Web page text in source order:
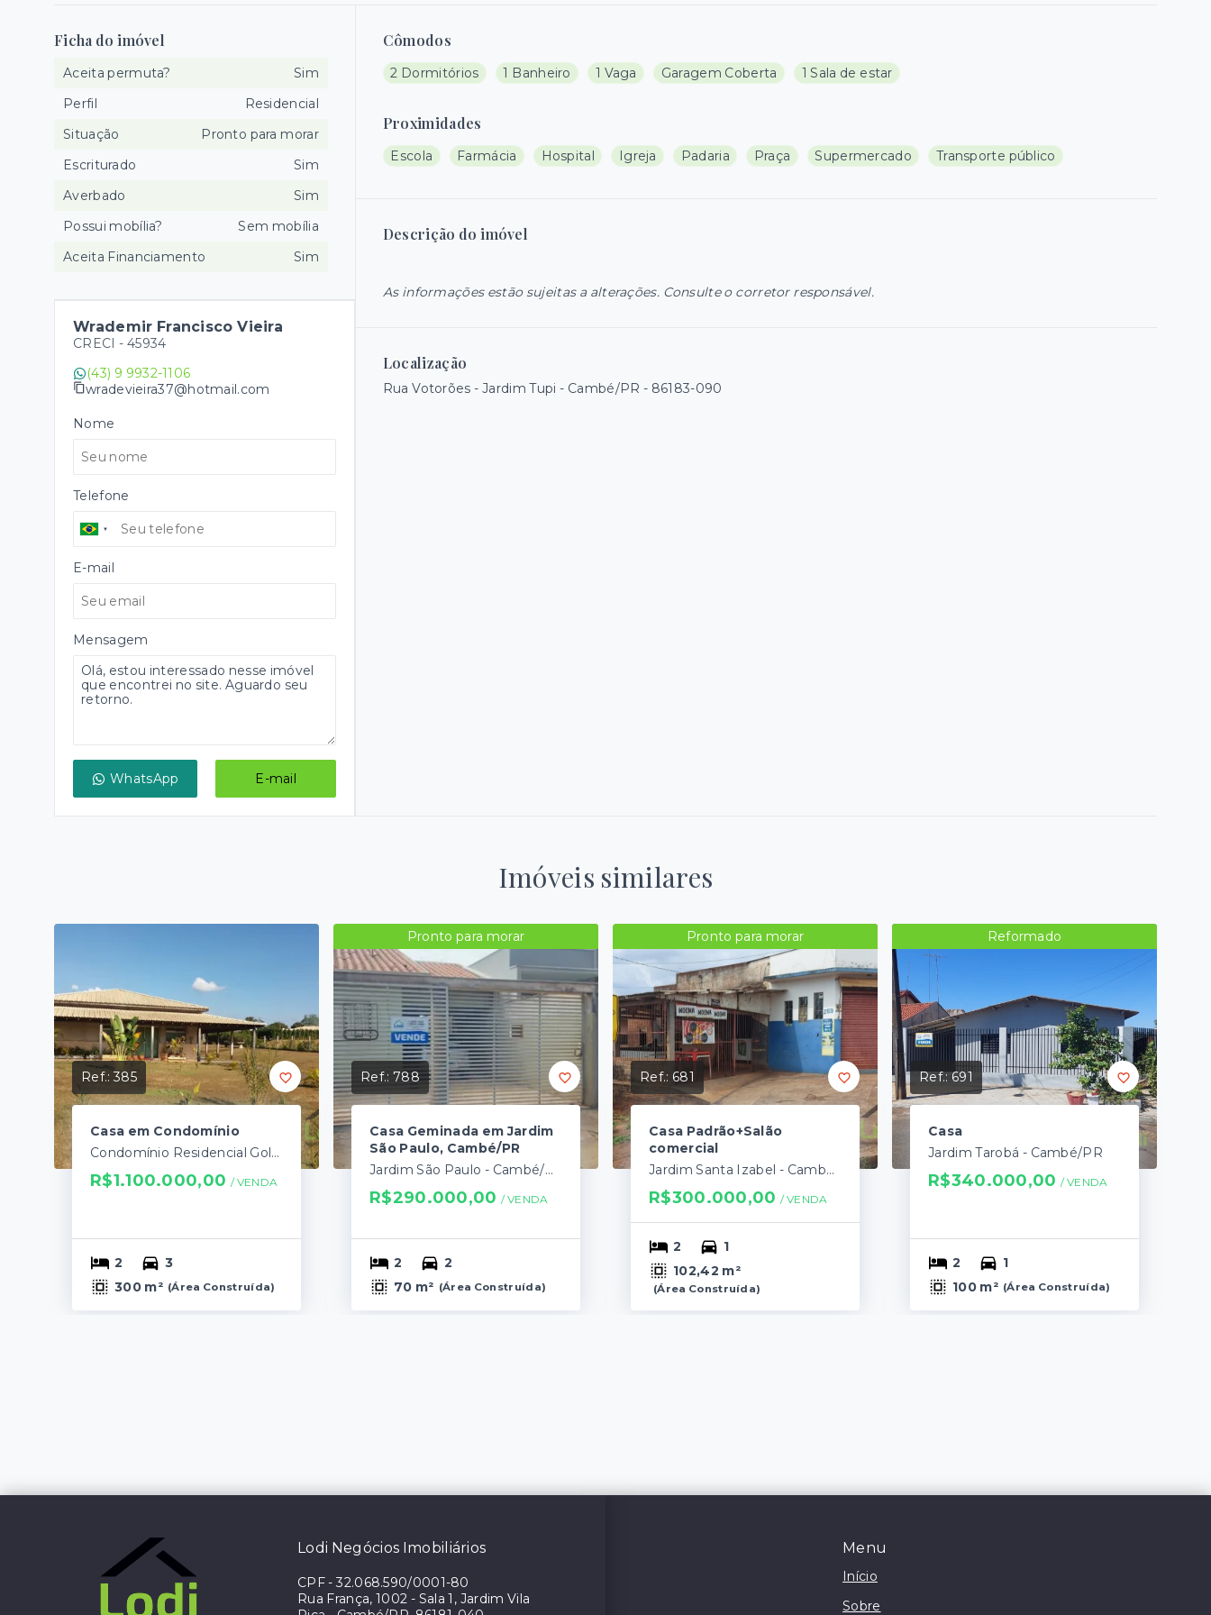
Cômodos
2 Dormitórios 1 Banheiro 1 Vaga Garagem Coberta 1 Sala de estar
Proximidades
Escola Farmácia Hospital Igreja Padaria Praça Supermercado Transporte público
Descrição do imóvel
As informações estão sujeitas a alterações. Consulte o corretor responsável.
Localização
Rua Votorões - Jardim Tupi - Cambé/PR - 86183-090
Ficha do imóvel
Aceita permuta?
Sim
Perfil
Residencial
Situação
Pronto para morar
Escriturado
Sim
Averbado
Sim
Possui mobília?
Sem mobília
Aceita Financiamento
Sim
Wrademir Francisco Vieira
CRECI - 45934
(43) 9 9932-1106
wradevieira37@hotmail.com
Nome
Telefone
E-mail
Mensagem
WhatsApp E-mail
Imóveis similares
Ref.:385
Casa em Condomínio
Condomínio Residencial Golf Ville - Cambé/PR
R$1.100.000,00 / VENDA
2
3
300 m² (Área Construída)
Pronto para morar
Ref.:788
Casa Geminada em Jardim
São Paulo, Cambé/PR
Jardim São Paulo - Cambé/PR
R$290.000,00 / VENDA
2
2
70 m² (Área Construída)
Pronto para morar
Ref.: 681
Casa Padrão+Salão
comercial
Jardim Santa Izabel - Cambé/PR
R$300.000,00 / VENDA
2
1
102,42 m²
(Área Construída)
Reformado
Ref.: 691
Casa
Jardim Tarobá - Cambé/PR
R$340.000,00 / VENDA
2
1
100 m² (Área Construída)
Menu
Início
Sobre
Lodi Negócios Imobiliários
CPF-32.068.590/0001-80
Rua França, 1002 - Sala 1, Jardim Vila